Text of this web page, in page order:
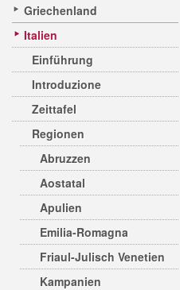
Griechenland
Italien
Einführung
Introduzione
Zeittafel
Regionen
Abruzzen
Aostatal
Apulien
Emilia-Romagna
Friaul-Julisch Venetien
Kampanien